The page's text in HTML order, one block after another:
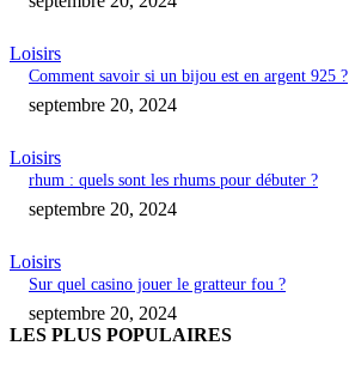
Loisirs
Comment savoir si un bijou est en argent 925 ?
septembre 20, 2024
Loisirs
rhum : quels sont les rhums pour débuter ?
septembre 20, 2024
Loisirs
Sur quel casino jouer le gratteur fou ?
septembre 20, 2024
LES PLUS POPULAIRES